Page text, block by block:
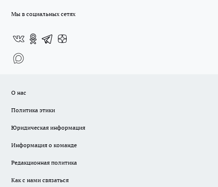
Мы в социальных сетях
О нас
Политика этики
Юридическая информация
Информация о команде
Редакционная политика
Как с нами связаться